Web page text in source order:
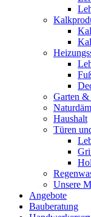
Garten &
Haushalt
Türen
Unsere
Angebote
Bauberatung